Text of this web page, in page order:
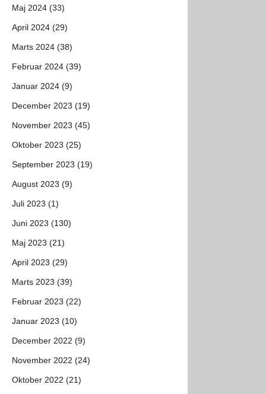
Maj 2024 (33)
April 2024 (29)
Marts 2024 (38)
Februar 2024 (39)
Januar 2024 (9)
December 2023 (19)
November 2023 (45)
Oktober 2023 (25)
September 2023 (19)
August 2023 (9)
Juli 2023 (1)
Juni 2023 (130)
Maj 2023 (21)
April 2023 (29)
Marts 2023 (39)
Februar 2023 (22)
Januar 2023 (10)
December 2022 (9)
November 2022 (24)
Oktober 2022 (21)